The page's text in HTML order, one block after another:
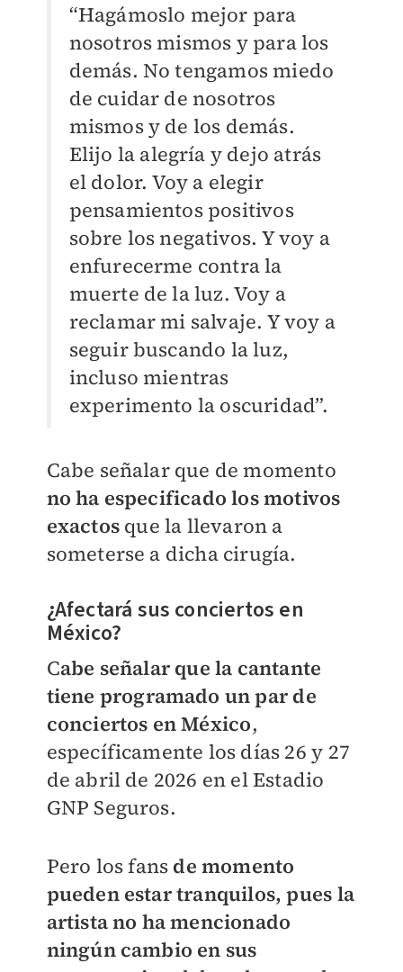
“Hagámoslo mejor para
nosotros mismos y para los
demás. No tengamos miedo
de cuidar de nosotros
mismos y de los demás.
Elijo la alegría y dejo atrás
el dolor. Voy a elegir
pensamientos positivos
sobre los negativos. Y voy a
enfurecerme contra la
muerte de la luz. Voy a
reclamar mi salvaje. Y voy a
seguir buscando la luz,
incluso mientras
experimento la oscuridad”.
Cabe señalar que de momento
no ha especificado los motivos
exactos que la llevaron a
someterse a dicha cirugía.
¿Afectará sus conciertos en
México?
Cabe señalar que la cantante
tiene programado un par de
conciertos en México,
específicamente los días 26 y 27
de abril de 2026 en el Estadio
GNP Seguros.
Pero los fans de momento
pueden estar tranquilos, pues la
artista no ha mencionado
ningún cambio en sus